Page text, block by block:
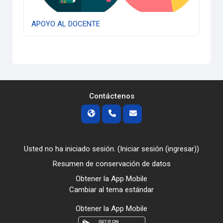
APOYO AL DOCENTE
Contáctenos
Usted no ha iniciado sesión. (Iniciar sesión (ingresar))
Resumen de conservación de datos
Obtener la App Mobile
Cambiar al tema estándar
Obtener la App Mobile